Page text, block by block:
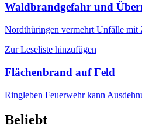
Waldbrandgefahr und
Nordthüringen vermehrt Unfälle mit
Zur Leseliste hinzufügen
Flächenbrand auf Feld
Ringleben Feuerwehr kann
Beliebt